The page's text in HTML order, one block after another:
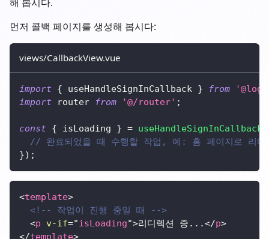
먼저 콜백 페이지를 생성해 봅시다:
views/CallbackView.vue
import { useHandleSignInCallback } from
import router from '@/router' ;
const { isLoading } = useHandleSignInCallback
// 완료되었을 때 수행할 작업, 예: 홈 페이지로 리디
}) ;
<template>
<!-- 작업이 진행 중일 때 -->
<p v-if="isLoading">리디렉션 중...</p>
</template>